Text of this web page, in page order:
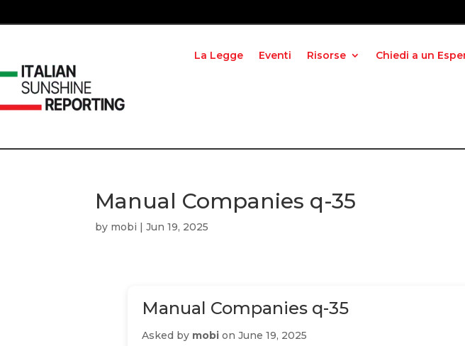
La Legge Eventi Risorse Chiedi a un
Manual Companies q-35
by mobi |Jun 19, 2025
Manual Companies q-35
Asked by mobi on June 19, 2025